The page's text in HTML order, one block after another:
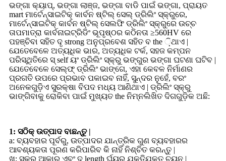
ଭଙ୍ଗା କ୍ୟାପ୍, ଭଙ୍ଗା ଲାଞ୍ଜ, ଭଙ୍ଗା ବାଡି ପାଇଁ ଭଙ୍ଗା, ପ୍ରାୟତ
mart ମାର୍ଟେନ୍ସାଇଟିକ୍ କାର୍ବନ ଷ୍ଟିଲ୍ ସେଲ୍ ଡ୍ରିଲିଂ ସ୍କ୍ରୁରେ,
ମାର୍ଟେନ୍ସାଇଟିକ୍ କାର୍ବନ ଷ୍ଟିଲ୍ ସେଲଫି ଡ୍ରିଲିଂ ସ୍କ୍ରୁରେ ଉଚ୍ଚ
ତାପମାତ୍ରା କାର୍ବନାଇଟ୍ରିଡିଂ ଭୂପୃଷ୍ଠର କଠିନତା ≥560HV ରେ
ପହଞ୍ଚିବା ସହିତ ଦୃ strong ଅନୁପ୍ରବେଶ ସହିତ ବ the ଼ିଥାଏ |
ଯେତେବେଳେ ଅତ୍ୟଧିକ ଭାର, ଅତ୍ୟଧିକ ଟର୍କ, ସହଜ କମ୍ପନ
ପରିସ୍ଥିତିରେ ସ୍ self ୟଂ ଡ୍ରିଲିଂ ସ୍କ୍ରୁ ଭଙ୍ଗୁର ଭଙ୍ଗା ଘଟଣା ଘଟିବ |
ଯେତେବେଳେ ସେଲ୍ଫ୍ ଡ୍ରିଲିଂ ଭାଙ୍ଗେ, ଏହା କେବଳ ନିର୍ମାଣର
ପ୍ରଗତି ଉପରେ ପ୍ରଭାବ ପକାଇବ ନାହିଁ, ସୁନ୍ଦର ନୁହେଁ, ବରଂ
ଅନେକଗୁଡ଼ିଏ ସୁରକ୍ଷା ବିପଦ ମଧ୍ୟ ଆଣିଥାଏ | ଡ୍ରିଲିଂ ସ୍କ୍ରୁ
ଭାଙ୍ଗିବାକୁ ରୋକିବା ପାଇଁ ମୁଖ୍ୟତ the ନିମ୍ନଲିଖିତ ଦିଗଗୁଡ଼ିକ ଅଛି:
1: ସଠିକ୍ ଉତ୍ପାଦ ବାଛନ୍ତୁ |
a: ବ୍ୟବହାର ପୂର୍ବରୁ, ଉତ୍ପାଦର ଯାନ୍ତ୍ରିକ ଗୁଣ ବ୍ୟବହାରର
ଆବଶ୍ୟକତା ପୂରଣ କରିପାରିବ କି ନାହିଁ ନିଶ୍ଚିତ କରନ୍ତୁ |
ଖ: ସ୍କ୍ରୁ ଆକାର ଏବଂ ଦ length ର୍ଘ୍ୟର ଯୁକ୍ତିଯୁକ୍ତ ଚୟନ |